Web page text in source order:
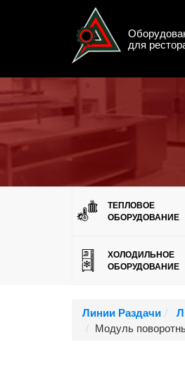
для
ТЕПЛОВОЕ
ОБОРУДОВАНИЕ
ХОЛОДИЛЬНОЕ
ОБОРУДОВАНИЕ
Линии Раздачи
Модуль